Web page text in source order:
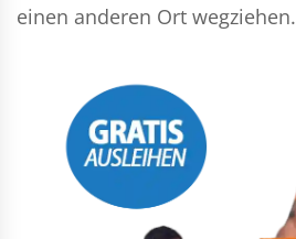
einen anderen Ort wegziehen.